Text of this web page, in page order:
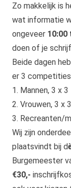
Zo makkelijk is
wat informatie
ongeveer 10:00
doen of je
Beide dagen
er 3
1. Mannen, 3 x 3
2. Vrouwen, 3 x 3
3. Recreanten/
Wij zijn
plaatsvindt bij d
Burgemeester
€30,-